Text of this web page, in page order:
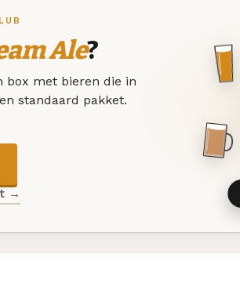
Ale?
box met bieren die in
standaard pakket.
→